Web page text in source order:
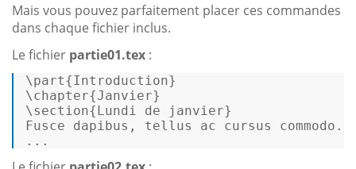
Mais vous pouvez parfaitement placer ces commandes
dans chaque fichier inclus.
Le fichier partie01.tex :
\part{Introduction}
\chapter{Janvier}
\section{Lundi de janvier}
...